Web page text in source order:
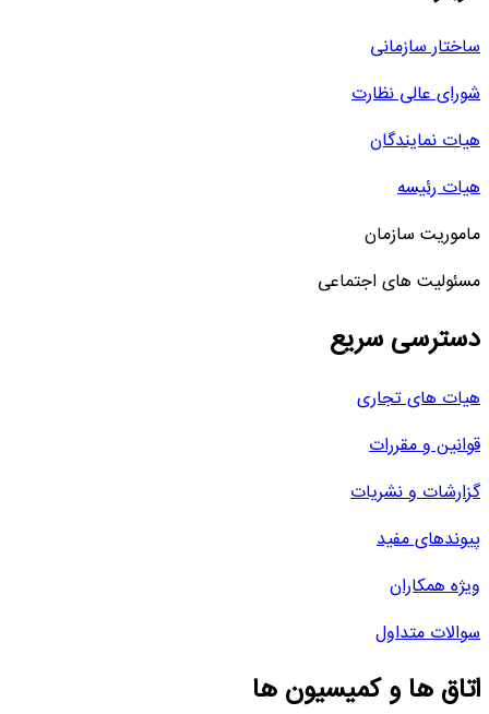
ساختار سازمانی
شورای عالی نظارت
هیات نمایندگان
هیات رئیسه
ماموریت سازمان
مسئولیت های اجتماعی
دسترسی سریع
هیات های تجاری
قوانین و مقررات
گزارشات و نشریات
پیوندهای مفید
ویژه همکاران
سوالات متداول
اتاق ها و کمیسیون ها